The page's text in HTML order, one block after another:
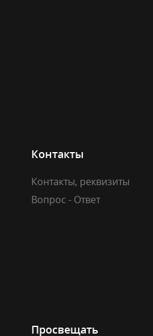
Контакты
Контакты, реквизиты
Вопрос - Ответ
Просвещать